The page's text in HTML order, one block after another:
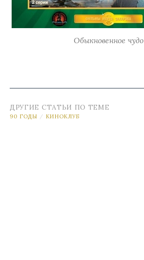
Обыкновенное чудо
ДРУГИЕ СТАТЬИ ПО ТЕМЕ
90 ГОДЫ / КИНОКЛУБ